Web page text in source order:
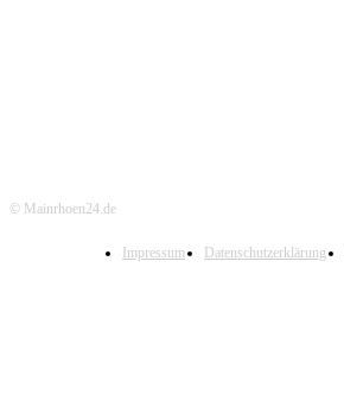
© Mainrhoen24.de
Impressum Datenschutzerklärung